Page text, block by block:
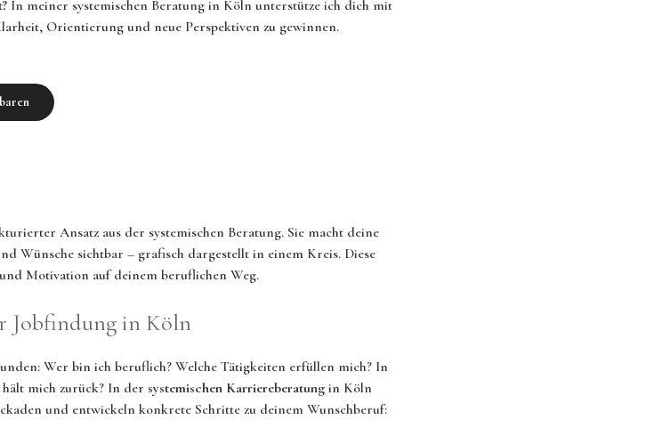
In meiner systemischen Beratung in Köln unterstütze ich dich mit
Orientierung und neue Perspektiven zu gewinnen.
Ansatz aus der systemischen Beratung. Sie macht deine
Wünsche sichtbar – grafisch dargestellt in einem Kreis. Diese
Motivation auf deinem beruflichen Weg.
Jobfindung in Köln
Wer bin ich beruflich? Welche Tätigkeiten erfüllen mich? In
mich zurück? In der systemischen Karriereberatung in Köln
und entwickeln konkrete Schritte zu deinem Wunschberuf: